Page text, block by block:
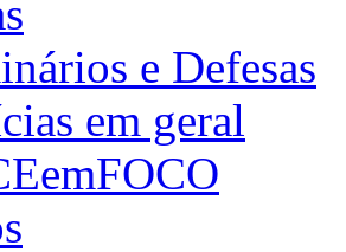
e Defesas
em geral